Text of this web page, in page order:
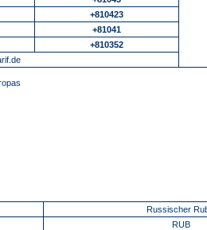
+810423
+81041
+810352
Russischer
RUB